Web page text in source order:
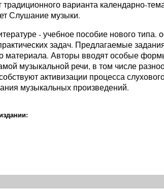
варианта календарно-
Слушание музыки.
- учебное пособие нового
задач. Предлагаемые
материала. Авторы вводят особые
музыкальной речи, в том числе
активизации процесса
музыкальных произведений.